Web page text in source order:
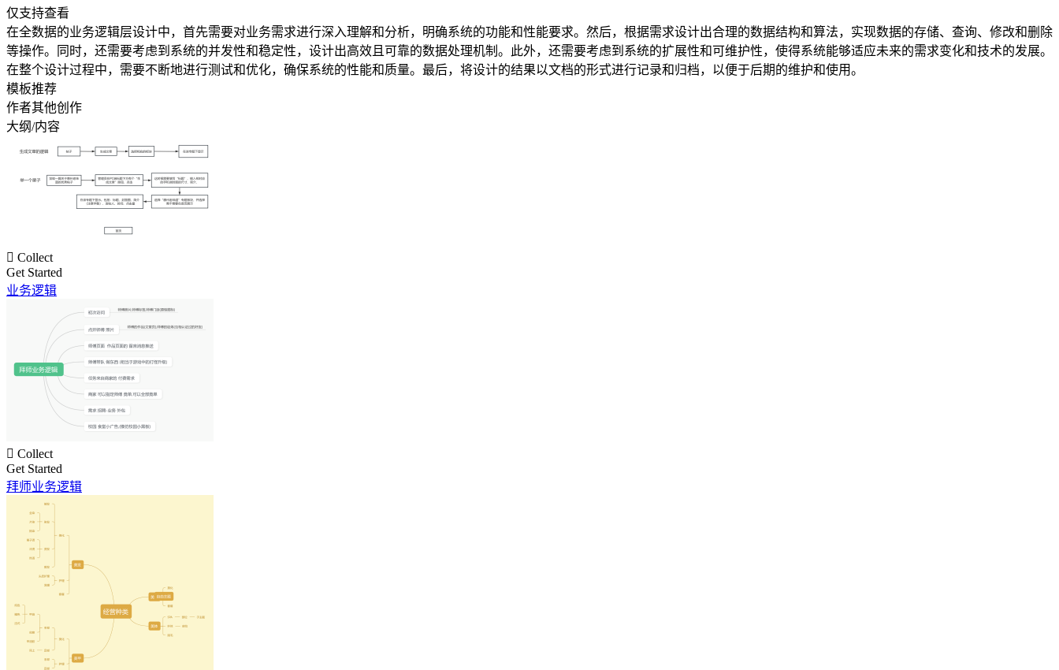
仅支持查看
在全数据的业务逻辑层设计中，首先需要对业务需求进行深入理解和分析，明确系统的功能和性能要求。然后，根据需求设计出合理的数据结构和算法，实现数据的存储、查询、修改和删除
等操作。同时，还需要考虑到系统的并发性和稳定性，设计出高效且可靠的数据处理机制。此外，还需要考虑到系统的扩展性和可维护性，使得系统能够适应未来的需求变化和技术的发展。
在整个设计过程中，需要不断地进行测试和优化，确保系统的性能和质量。最后，将设计的结果以文档的形式进行记录和归档，以便于后期的维护和使用。
模板推荐
作者其他创作
大纲/内容
 Collect
Get Started
业务逻辑
 Collect
Get Started
拜师业务逻辑